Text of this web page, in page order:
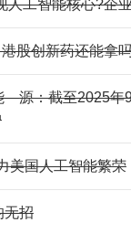
人工智能核心?企
股创新药还能拿
—源：截至2025年
美国人工智能繁荣
无招